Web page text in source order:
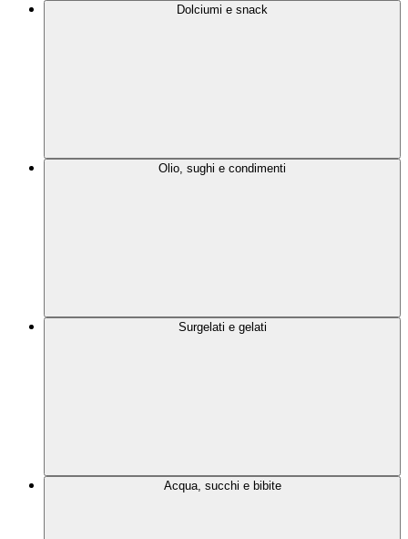
Dolciumi e snack
Olio, sughi e condimenti
Surgelati e gelati
Acqua, succhi e bibite